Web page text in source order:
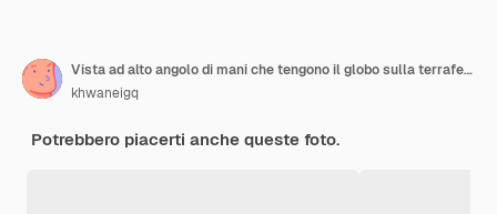
Vista ad alto angolo di mani che tengono il globo sulla terraferma
khwaneigq
Potrebbero piacerti anche queste foto.